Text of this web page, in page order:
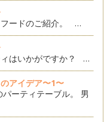
フードのご紹介。 …
ィはいかがですか？ …
アイデア〜1〜
ーティテーブル。 男